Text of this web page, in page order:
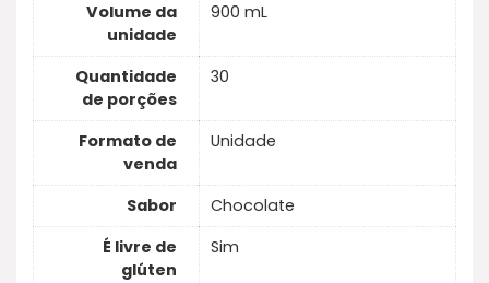
Volume da
unidade
900 mL
Quantidade
de porções
30
Formato de
venda
Unidade
Sabor
Chocolate
É livre de
glúten
Sim